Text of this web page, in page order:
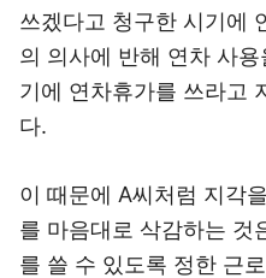
쓰겠다고 청구한 시기에
의 의사에 반해 연차 사
기에 연차휴가를 쓰라고
다.
이 때문에 A씨처럼 지각
를 마음대로 삭감하는 것
를 쓸 수 있도록 정한 근